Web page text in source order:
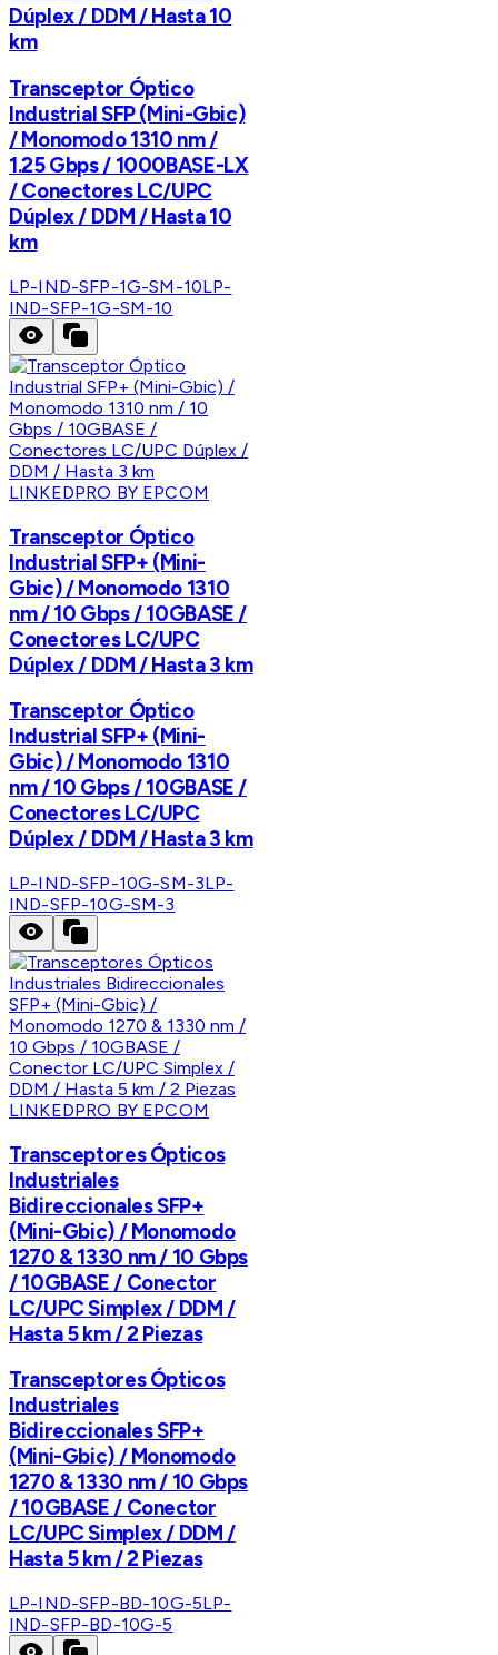
Dúplex / DDM / Hasta 10
km
Transceptor Óptico
Industrial SFP (Mini-Gbic)
/ Monomodo 1310 nm /
1.25 Gbps / 1000BASE-LX
/ Conectores LC/UPC
Dúplex / DDM / Hasta 10
km
LP-IND-SFP-1G-SM-10LP-
IND-SFP-1G-SM-10
LINKEDPRO BY EPCOM
Transceptor Óptico
Industrial SFP+ (Mini-
Gbic) / Monomodo 1310
nm / 10 Gbps / 10GBASE /
Conectores LC/UPC
Dúplex / DDM / Hasta 3 km
Transceptor Óptico
Industrial SFP+ (Mini-
Gbic) / Monomodo 1310
nm / 10 Gbps / 10GBASE /
Conectores LC/UPC
Dúplex / DDM / Hasta 3 km
LP-IND-SFP-10G-SM-3LP-
IND-SFP-10G-SM-3
LINKEDPRO BY EPCOM
Transceptores Ópticos
Industriales
Bidireccionales SFP+
(Mini-Gbic) / Monomodo
1270 & 1330 nm / 10 Gbps
/ 10GBASE / Conector
LC/UPC Simplex / DDM /
Hasta 5 km / 2 Piezas
Transceptores Ópticos
Industriales
Bidireccionales SFP+
(Mini-Gbic) / Monomodo
1270 & 1330 nm / 10 Gbps
/ 10GBASE / Conector
LC/UPC Simplex / DDM /
Hasta 5 km / 2 Piezas
LP-IND-SFP-BD-10G-5LP-
IND-SFP-BD-10G-5